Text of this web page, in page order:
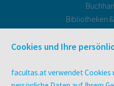
Bibliotheken
facultas
Druckerei
Cookies und Ihre
facultas.at verwendet Cookies